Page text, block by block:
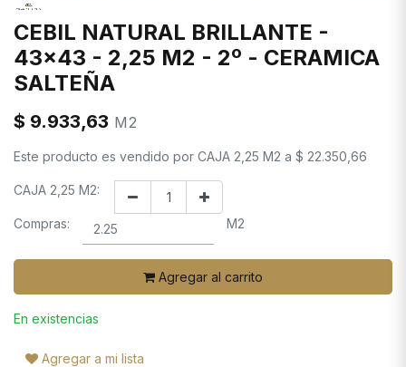
CEBIL NATURAL BRILLANTE -
43x43 - 2,25 M2 - 2º - CERAMICA
SALTEÑA
$ 9.933,63 M2
Este producto es vendido por CAJA 2,25 M2 a $ 22.350,66
CAJA 2,25 M2:
Compras: M2
Agregar al carrito
En existencias
Agregar a mi lista